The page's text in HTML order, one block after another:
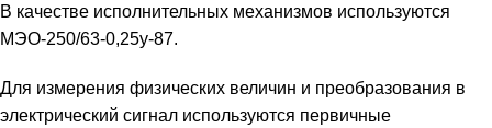
В качестве исполнительных механизмов используются
МЭО-250/63-0,25у-87.
Для измерения физических величин и преобразования в
электрический сигнал используются первичные